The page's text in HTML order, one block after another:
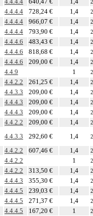
4.4.4.4 728,24 € 1,4
4.4.4.4 966,07 € 1,4
4.4.4.4 793,90 € 1,4
4.4.4.6 483,43 € 1,4
4.4.4.6 818,68 € 1,4
4.4.4.6 209,00 € 1,4
4.4.9 1
4.4.2.2 261,25 € 1,4
4.4.3.3 209,00 € 1,4
4.4.4.3 209,00 € 1,4
4.4.4.3 209,00 € 1,4
4.4.2.2 209,00 € 1,4
4.4.3.3 292,60 € 1,4
4.4.2.2 607,46 € 1,4
4.4.2.2 1
4.4.2.2 313,50 € 1,4
4.4.4.3 355,30 € 1,4
4.4.4.5 239,03 € 1,4
4.4.4.5 271,37 € 1,4
4.4.4.5 167,20 € 1